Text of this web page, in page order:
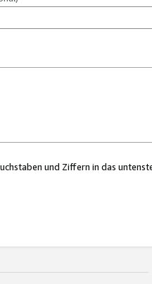
und Ziffern in das